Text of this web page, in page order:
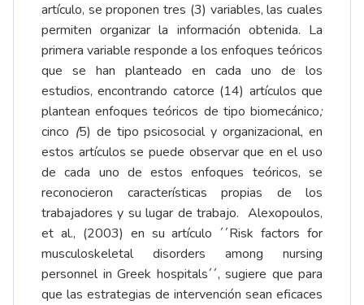
artículo, se proponen tres (3) variables, las cuales
permiten organizar la información obtenida. La
primera variable responde a los enfoques teóricos
que se han planteado en cada uno de los
estudios, encontrando catorce (14) artículos que
plantean enfoques teóricos de tipo biomecánico;
cinco (5) de tipo psicosocial y organizacional, en
estos artículos se puede observar que en el uso
de cada uno de estos enfoques teóricos, se
reconocieron características propias de los
trabajadores y su lugar de trabajo. Alexopoulos,
et al., (2003) en su artículo ´´Risk factors for
musculoskeletal disorders among nursing
personnel in Greek hospitals´´, sugiere que para
que las estrategias de intervención sean eficaces